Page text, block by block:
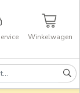
Winkelwagen